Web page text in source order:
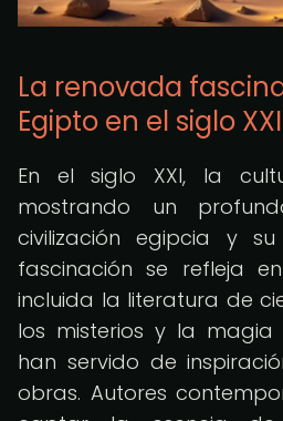
La renovada
Egipto en el siglo XXI
En el siglo XXI, la
mostrando un
civilización egipcia y
fascinación se refleja
incluida la literatura de
los misterios y la magia
han servido de
obras. Autores